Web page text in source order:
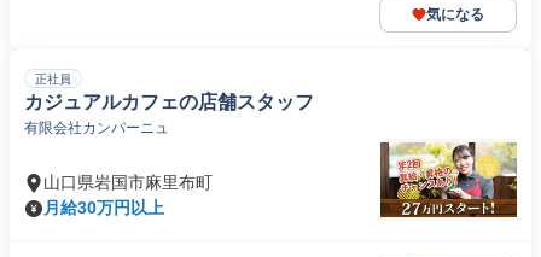
気になる
正社員
カジュアルカフェの店舗スタッフ
有限会社カンパーニュ
山口県岩国市麻里布町
月給30万円以上